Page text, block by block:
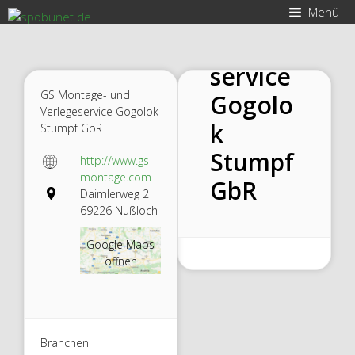
Zum
Inhalt
Menü
GS Montage- und
Verlegeservice Gogolok
Stumpf GbR
http://www.gs-
montage.com
Daimlerweg 2
69226 Nußloch
Google Maps
öffnen
Branchen
ge- und
service
Gogolo
k
Stumpf
GbR